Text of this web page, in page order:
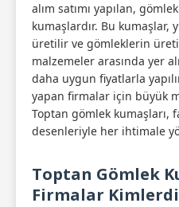
alım satımı yapılan,
kumaşlardır. Bu kumaşlar,
üretilir ve gömleklerin
malzemeler arasında yer
daha uygun fiyatlarla
yapan firmalar için büyük
Toptan gömlek kumaşları,
desenleriyle her ihtimale
Toptan Gömlek
Firmalar